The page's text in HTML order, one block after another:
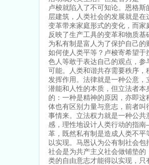
卢梭就陷入了不可知论。恩格
层建筑，人类社会的发展就是
变革带来家庭形式的变化，而
反映了生产工具的变革和物质
为私有制是富人为了保护自己
如何使人类平等？卢梭寄希望
色人等敢于表达自己的观点，
可能。人类和谐共存需要秩序
发挥作用。法律就是一种公意
潜能和人性的本质，但立法者
的：一种是精神的原因，亦即
体也有区别力量与意志，前者
事情来。立法权力就是一种公
感，理性地设计人类行动的指
革，既然私有制是造成人类不
以实现。马恩认为公有制社会
社会是为共产主义社会做铺垫
类的自由意志才能得以实现，